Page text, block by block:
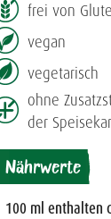
frei von
vegan
vegetarisch
ohne
der
Nährwerte
100 ml enthalten